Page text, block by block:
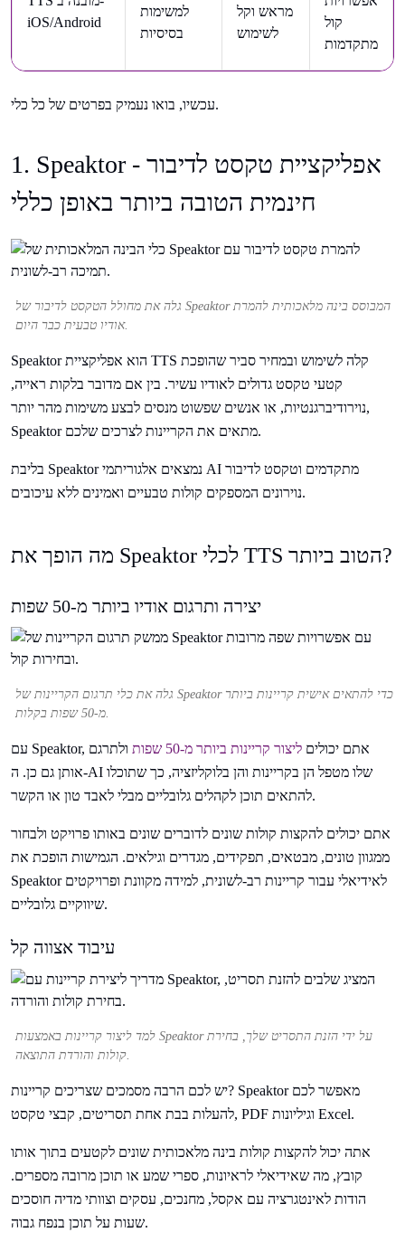
iOS/Android
למשימות
בסיסיות
מראש וקל
לשימוש
קול
מתקדמות
עכשיו, בואו נעמיק בפרטים של כל כלי.
1. Speaktor - אפליקציית טקסט לדיבור
חינמית הטובה ביותר באופן כללי
גלה את מחולל הטקסט לדיבור של Speaktor המבוסס בינה מלאכותית להמרת
אודיו טבעית כבר היום.
Speaktor הוא אפליקציית TTS קלה לשימוש ובמחיר סביר שהופכת
קטעי טקסט גדולים לאודיו עשיר. בין אם מדובר בלקות ראייה,
נוירודיברגנטיות, או אנשים שפשוט מנסים לבצע משימות מהר יותר,
Speaktor מתאים את הקריינות לצרכים שלכם.
בליבת Speaktor נמצאים אלגוריתמי AI מתקדמים וטקסט לדיבור
נוירונים המספקים קולות טבעיים ואמינים ללא עיכובים.
מה הופך את Speaktor לכלי TTS הטוב ביותר?
יצירה ותרגום אודיו ביותר מ-50 שפות
גלה את כלי תרגום הקריינות של Speaktor כדי להתאים אישית קריינות ביותר
מ-50 שפות בקלות.
עם Speaktor, אתם יכולים ליצור קריינות ביותר מ-50 שפות
ולתרגם
אותן גם כן. ה-AI שלו מטפל הן בקריינות והן בלוקליזציה, כך שתוכלו
להתאים תוכן לקהלים גלובליים מבלי לאבד טון או הקשר.
אתם יכולים להקצות קולות שונים לדוברים שונים באותו פרויקט ולבחור
ממגוון טונים, מבטאים, תפקידים, מגדרים וגילאים. הגמישות הופכת את
Speaktor לאידיאלי עבור קריינות רב-לשונית, למידה מקוונת ופרויקטים
שיווקיים גלובליים.
עיבוד אצווה קל
למד ליצור קריינות באמצעות Speaktor על ידי הזנת התסריט שלך, בחירת
יש לכם הרבה מסמכים שצריכים קריינות? Speaktor מאפשר לכם
להעלות בבת אחת תסריטים, קבצי טקסט, PDF וגיליונות Excel.
אתה יכול להקצות קולות בינה מלאכותית שונים לקטעים בתוך אותו
קובץ, מה שאידיאלי לראיונות, ספרי שמע או תוכן מרובה מספרים.
הודות לאינטגרציה עם אקסל, מחנכים, עסקים וצוותי מדיה חוסכים
שעות על תוכן בנפח גבוה.